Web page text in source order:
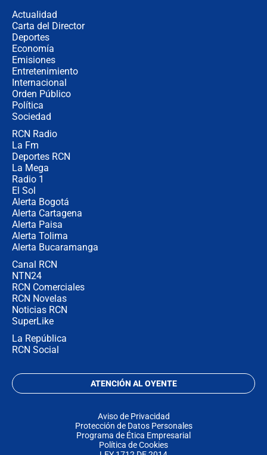
Actualidad
Carta del Director
Deportes
Economía
Emisiones
Entretenimiento
Internacional
Orden Público
Política
Sociedad
RCN Radio
La Fm
Deportes RCN
La Mega
Radio 1
El Sol
Alerta Bogotá
Alerta Cartagena
Alerta Paisa
Alerta Tolima
Alerta Bucaramanga
Canal RCN
NTN24
RCN Comerciales
RCN Novelas
Noticias RCN
SuperLike
La República
RCN Social
ATENCIÓN AL OYENTE
Aviso de Privacidad
Protección de Datos Personales
Programa de Ética Empresarial
Política de Cookies